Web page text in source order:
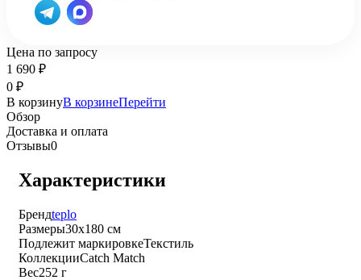
Цена по запросу
1 690 ₽
0 ₽
В корзинуВ корзинеПерейти
Обзор
Доставка и оплата
Отзывы0
Характеристики
Брендteplo
Размеры30x180 см
Подлежит маркировкеТекстиль
КоллекцииCatch Match
Вес252 г